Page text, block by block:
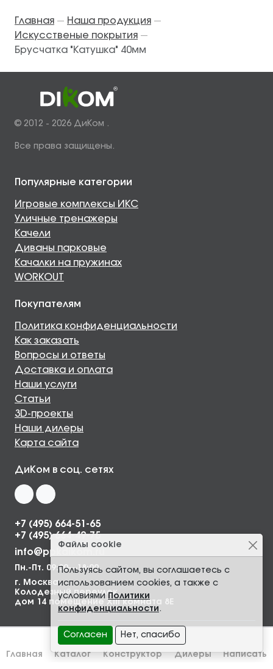
Главная — Наша продукция —
Искусственые покрытия —
Брусчатка "Катушка" 40мм
© 2012 - 2026 ДиКом .
Все права защищены.
Файлы cookie
Пользуясь сайтом, вы соглашаетесь с
использованием cookies, а также с
условиями Политики
конфиденциальности.
Согласен Нет, спасибо
Популярные категории
Игровые комплексы ИКС
Уличные тренажеры
Качели
Диваны парковые
Качалки на пружинах
WORKOUT
Покупателям
Политика конфиденциальности
Как заказать
Вопросы и ответы
Доставка и оплата
Наши услуги
Статьи
3D-проекты
Наши дилеры
Карта сайта
ДиКом в соц. сетях
+7 (495) 664-51-65
+7 (495) 664-49-75
info@ppkdikom.ru
Пн.-Пт. 09:00—18:00
г. Москва,
Колодезный переулок,
дом 14 помещение XIII комната 8Е
Главная Каталог Конструктор Дилеры Написать